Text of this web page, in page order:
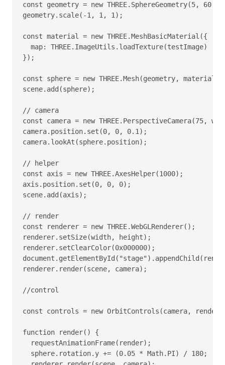
const geometry = new THREE.SphereGeometry(5, 60,
geometry.scale(-1, 1, 1);
const material = new THREE.MeshBasicMaterial({
  map: THREE.ImageUtils.loadTexture(testImage)
});
const sphere = new THREE.Mesh(geometry, material);
scene.add(sphere);
// camera
const camera = new THREE.PerspectiveCamera(75,
camera.position.set(0, 0, 0.1);
camera.lookAt(sphere.position);
// helper
const axis = new THREE.AxesHelper(1000);
axis.position.set(0, 0, 0);
scene.add(axis);
// render
const renderer = new THREE.WebGLRenderer();
renderer.setSize(width, height);
renderer.setClearColor(0x000000);
renderer.render(scene, camera);
//control
const controls = new OrbitControls(camera,
function render() {
  requestAnimationFrame(render);
  sphere.rotation.y += (0.05 * Math.PI) / 180;